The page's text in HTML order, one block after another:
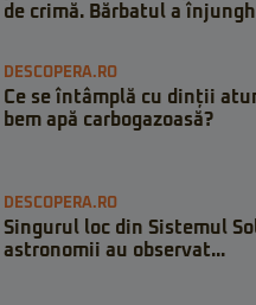
de crimă. Bărbatul a
DESCOPERA.RO
Ce se întâmplă cu dinții
bem apă carbogazoasă?
DESCOPERA.RO
Singurul loc din Sistemul
astronomii au observat...